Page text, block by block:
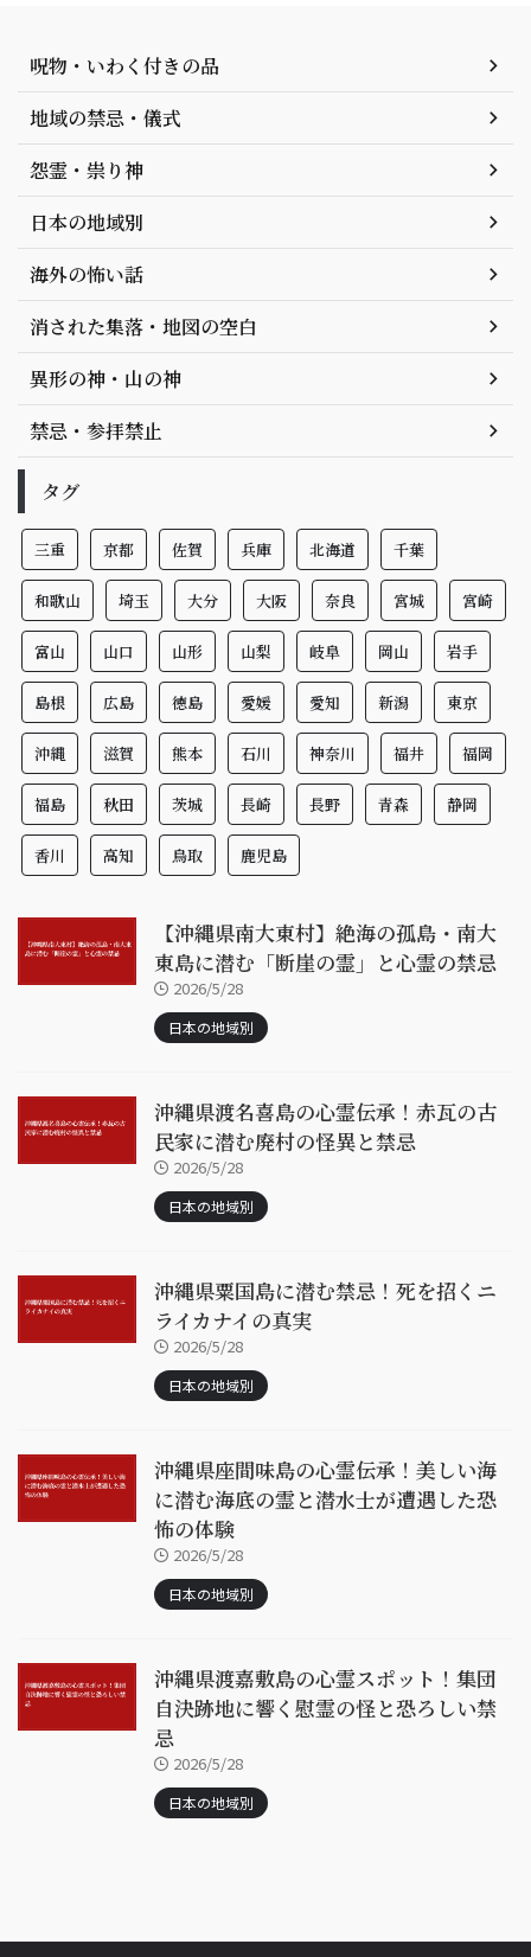
呪物・いわく付きの品
地域の禁忌・儀式
怨霊・祟り神
日本の地域別
海外の怖い話
消された集落・地図の空白
異形の神・山の神
禁忌・参拝禁止
タグ
三重 京都 佐賀 兵庫 北海道 千葉
和歌山 埼玉 大分 大阪 奈良 宮城 宮崎
富山 山口 山形 山梨 岐阜 岡山 岩手
島根 広島 徳島 愛媛 愛知 新潟 東京
沖縄 滋賀 熊本 石川 神奈川 福井 福岡
福島 秋田 茨城 長崎 長野 青森 静岡
香川 高知 鳥取 鹿児島
【沖縄県南大東村】絶海の孤島・南大
東島に潜む「断崖の霊」と心霊の禁忌
2026/5/28
日本の地域別
沖縄県渡名喜島の心霊伝承！赤瓦の古
民家に潜む廃村の怪異と禁忌
2026/5/28
日本の地域別
沖縄県粟国島に潜む禁忌！死を招くニ
ライカナイの真実
2026/5/28
日本の地域別
沖縄県座間味島の心霊伝承！美しい海
に潜む海底の霊と潜水士が遭遇した恐
怖の体験
2026/5/28
日本の地域別
沖縄県渡嘉敷島の心霊スポット！集団
自決跡地に響く慰霊の怪と恐ろしい禁
忌
2026/5/28
日本の地域別